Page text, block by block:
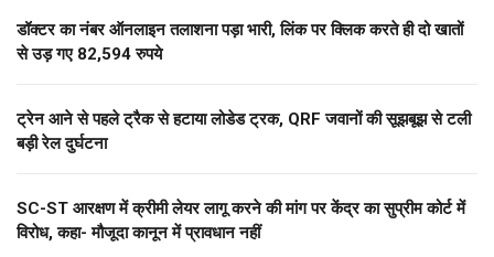
डॉक्टर का नंबर ऑनलाइन तलाशना पड़ा भारी, लिंक पर क्लिक करते ही दो खातों
से उड़ गए 82,594 रुपये
ट्रेन आने से पहले ट्रैक से हटाया लोडेड ट्रक, QRF जवानों की सूझबूझ से टली
बड़ी रेल दुर्घटना
SC-ST आरक्षण में क्रीमी लेयर लागू करने की मांग पर केंद्र का सुप्रीम कोर्ट में
विरोध, कहा- मौजूदा कानून में प्रावधान नहीं